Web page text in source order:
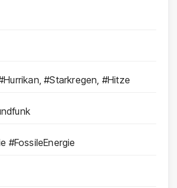
#Starkregen, #Hitze
#FossileEnergie